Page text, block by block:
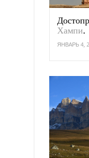
Хампи.
ЯНВАРЬ 4,